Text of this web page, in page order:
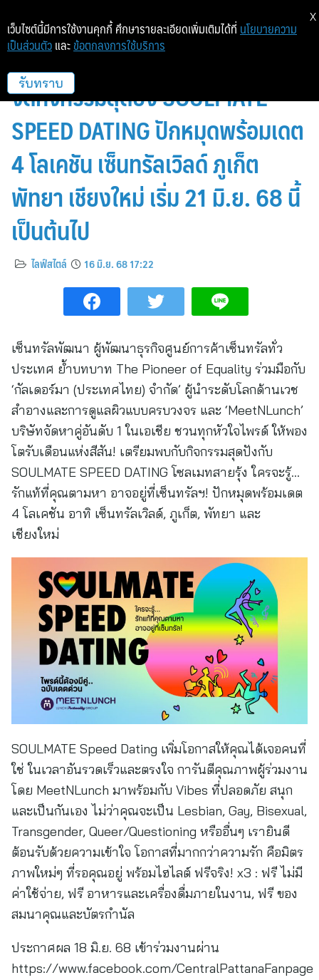
เนื้อคู่ใหม่ใกล้ฉัน! เซ็นทรัลพัฒนา
จัดกิจกรรมสุดปัง SOULMATE
SPEED DATING ปักหมุดพร้อมเดต
4 โลเคชัน เซ็นทรัลเวิลด์ ภูเก็ต
พัทยา เชียงใหม่ เริ่ม 21 มิ.ย. 68 นี้
เป็นต้นไป
ไลฟ์สไตล์ 16 มิ.ย. 68 17:22
เซ็นทรัลพัฒนา ผู้พัฒนาธุรกิจศูนย์การค้าเซ็นทรัลทั่ว
ประเทศ ย้ำบทบาท The Pioneer of Equality ร่วมมือกับ
‘กัลเดอร์มา (ประเทศไทย) จํากัด’ ผู้นำระดับโลกด้านเวช
สำอางและการดูแลผิวแบบครบวงจร และ ‘MeetNLunch’
บริษัทจัดหาคู่อันดับ 1 ในเอเชีย ชวนทุกหัวใจไพรด์ ให้พอง
โตรับเดือนแห่งสีสัน! เตรียมพบกับกิจกรรมสุดปังกับ
SOULMATE SPEED DATING โซลเมทสายรุ้ง ใครจะรู้…
รักแท้ที่คุณตามหา อาจอยู่ที่เซ็นทรัลฯ! ปักหมุดพร้อมเดต
4 โลเคชัน อาทิ เซ็นทรัลเวิลด์, ภูเก็ต, พัทยา และ
เชียงใหม่
SOULMATE Speed Dating เพิ่มโอกาสให้คุณได้เจอคนที่
ใช่ ในเวลาอันรวดเร็วและตรงใจ การันตีคุณภาพผู้ร่วมงาน
โดย MeetNLunch มาพร้อมกับ Vibes ที่ปลอดภัย สนุก
และเป็นกันเอง ไม่ว่าคุณจะเป็น Lesbian, Gay, Bisexual,
Transgender, Queer/Questioning หรืออื่นๆ เรายินดี
ต้อนรับด้วยความเข้าใจ โอกาสที่มากกว่าความรัก คือมิตร
ภาพใหม่ๆ ที่รอคุณอยู่ พร้อมไฮไลต์ ฟรีจริง! x3 : ฟรี ไม่มี
ค่าใช้จ่าย, ฟรี อาหารและเครื่องดื่มภายในงาน, ฟรี ของ
สมนาคุณและบัตรกำนัล
ประกาศผล 18 มิ.ย. 68 เข้าร่วมงานผ่าน
https://www.facebook.com/CentralPattanaFanpage
เว็บไซต์นี้มีการใช้งานคุกกี้ ศึกษารายละเอียดเพิ่มเติมได้ที่ นโยบายความ
เป็นส่วนตัว และ ข้อตกลงการใช้บริการ
รับทราบ
X